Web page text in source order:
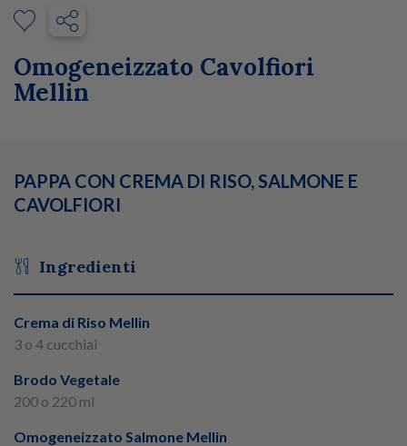
Omogeneizzato Cavolfiori
Mellin
PAPPA CON CREMA DI RISO, SALMONE E
CAVOLFIORI
Ingredienti
Crema di Riso Mellin
3 o 4 cucchiai
Brodo Vegetale
200 o 220 ml
Omogeneizzato Salmone Mellin